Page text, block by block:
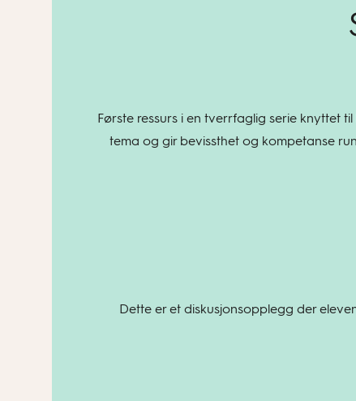
Første ressurs i en tverrfaglig serie knyttet
tema og gir bevissthet og kompetanse
Dette er et diskusjonsopplegg der